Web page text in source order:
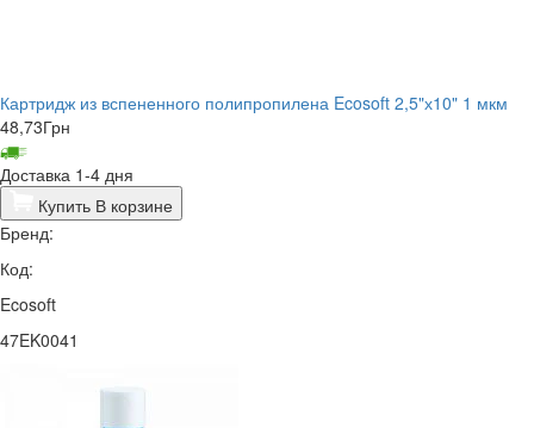
Картридж из вспененного полипропилена Ecosoft 2,5"х10" 1 мкм
48,73Грн
Доставка 1-4 дня
Купить В корзине
Бренд:
Код:
Ecosoft
47EK0041